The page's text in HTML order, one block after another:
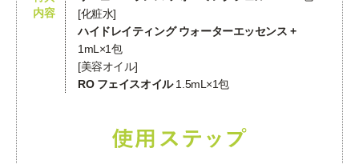
内容
[化粧水]
ハイドレイティング ウォーターエッセンス +
1mL×1包
[美容オイル]
RO フェイスオイル1.5mL×1包